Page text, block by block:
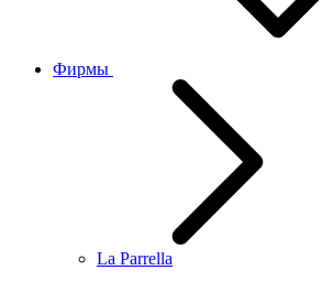
Фирмы
La Parrella